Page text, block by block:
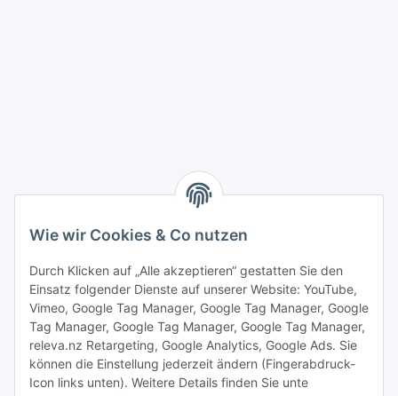
Wie wir Cookies & Co nutzen
Durch Klicken auf „Alle akzeptieren“ gestatten Sie den
Einsatz folgender Dienste auf unserer Website: YouTube,
Vimeo, Google Tag Manager, Google Tag Manager, Google
Tag Manager, Google Tag Manager, Google Tag Manager,
releva.nz Retargeting, Google Analytics, Google Ads. Sie
können die Einstellung jederzeit ändern (Fingerabdruck-
Icon links unten). Weitere Details finden Sie unte